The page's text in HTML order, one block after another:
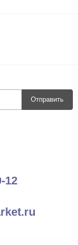
Отправить
12